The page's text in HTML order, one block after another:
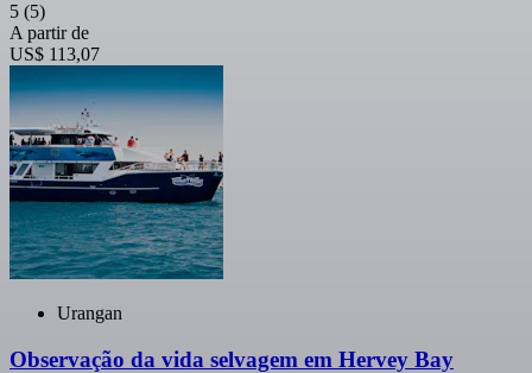
5 (5)
A partir de
US$ 113,07
Urangan
Observação da vida selvagem em Hervey Bay